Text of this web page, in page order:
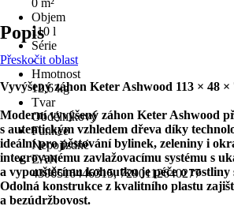
0 m²
Objem
110 l
Série
-
Hmotnost
12,6 kg
Tvar
Obdélníkový
Funkce
Nepojízdné
EAN
4306516446315, 7290112640277
Popis
Přeskočit oblast
Vyvýšený záhon Keter Ashwood 113 × 48 ×
Moderní vyvýšený záhon Keter Ashwood
s autentickým vzhledem dřeva díky
ideální pro pěstování bylinek, zeleniny i
integrovanému zavlažovacímu systému s
a vypouštěcímu kohoutku je péče o rostliny
Odolná konstrukce z kvalitního plastu
a bezúdržbovost.